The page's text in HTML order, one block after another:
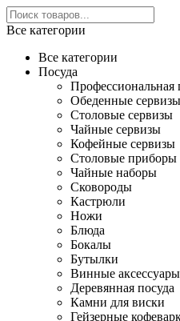
Все категории
Все категории
Посуда
Профессиональная
Обеденные сервизы
Столовые сервизы
Чайные сервизы
Кофейные сервизы
Столовые приборы
Чайные наборы
Сковороды
Кастрюли
Ножи
Блюда
Бокалы
Бутылки
Винные аксессуары
Деревянная посуда
Камни для виски
Гейзерные